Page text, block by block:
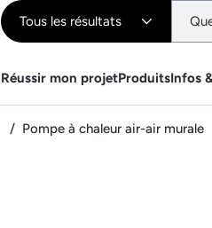
Tous les résultats
Réussir mon projetProduitsInfos
Pompe à chaleur air-air murale